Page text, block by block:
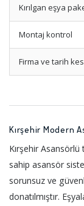
Kırılgan eşya
Montaj kontrol
Firma ve tarih
Kırşehir Modern
Kırşehir
sahip asansör
sorunsuz ve
donatılmıştır.